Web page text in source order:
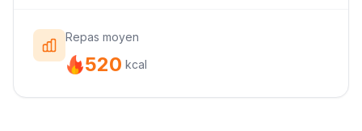
Repas moyen
520 kcal